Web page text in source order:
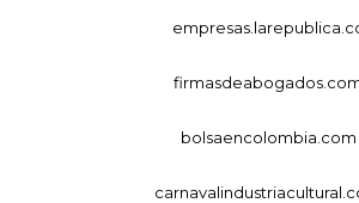
bolsaencolombia.com